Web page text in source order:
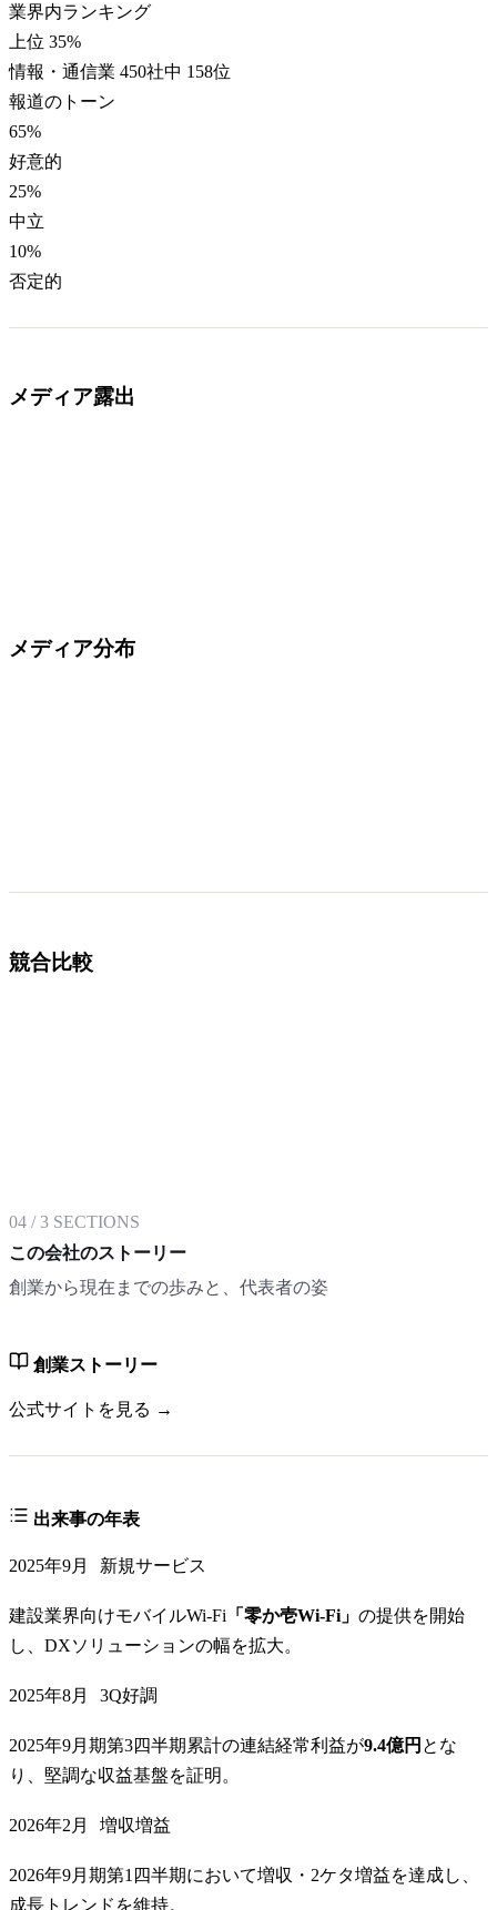
業界内ランキング
上位 35%
情報・通信業 450社中 158位
報道のトーン
65%
好意的
25%
中立
10%
否定的
メディア露出
メディア分布
競合比較
04 /3 SECTIONS
この会社のストーリー
創業から現在までの歩みと、代表者の姿
創業ストーリー
公式サイトを見る →
出来事の年表
2025年9月 新規サービス
建設業界向けモバイルWi-Fi 「零か壱Wi-Fi」 の提供を開始
し、DXソリューションの幅を拡大。
2025年8月 3Q好調
2025年9月期第3四半期累計の連結経常利益が9.4億円 とな
り、堅調な収益基盤を証明。
2026年2月 増収増益
2026年9月期第1四半期において増収・2ケタ増益を達成し、
成長トレンドを維持。